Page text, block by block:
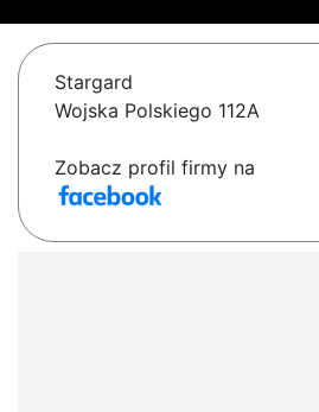
Stargard
Wojska Polskiego 112A
Zobacz profil firmy na